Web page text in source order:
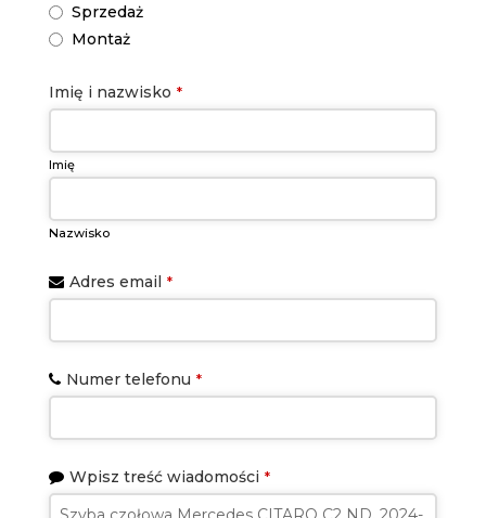
Sprzedaż
Montaż
Imię i nazwisko *
Imię
Nazwisko
Adres email *
Numer telefonu *
Wpisz treść wiadomości *